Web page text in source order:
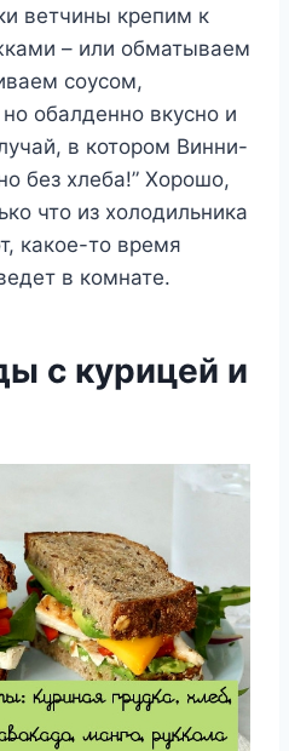
ветчины крепим к
– или обматываем
соусом,
обалденно вкусно и
в котором Винни-
без хлеба!” Хорошо,
что из холодильника
какое-то время
в комнате.
с курицей и